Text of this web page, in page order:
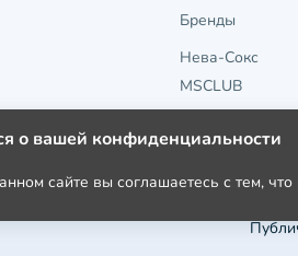
Бренды
Нева-Сокс
MSCLUB
о вашей конфиденциальности
сайте вы соглашаетесь с тем,